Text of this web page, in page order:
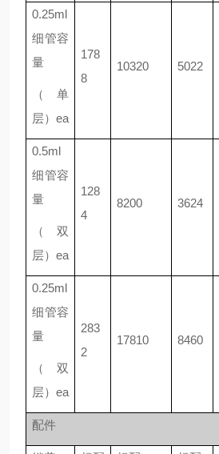
0.25ml
细管容
量
（单
层）ea
178
8
10320 5022
0.5ml
细管容
量
（双
层）ea
128
4
8200 3624
0.25ml
细管容
量
（双
层）ea
283
2
17810 8460
配件